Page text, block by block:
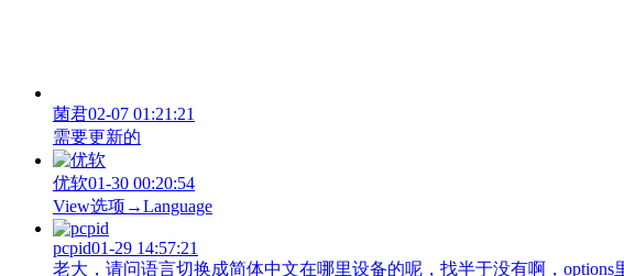
菌君02-07 01:21:21
需要更新的
优软01-30 00:20:54
View‌选项→Language
pcpid01-29 14:57:21
老大，请问语言切换成简体中文在哪里设备的呢，找半于没有啊，options